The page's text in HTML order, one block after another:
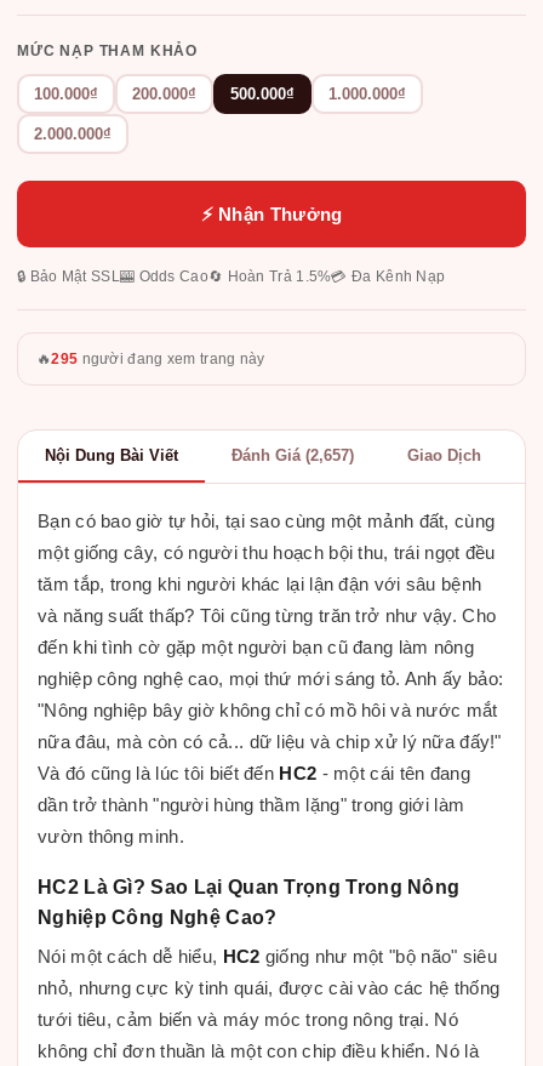
MỨC NẠP THAM KHẢO
100.000₫ 200.000₫ 500.000₫ 1.000.000₫
2.000.000₫
⚡ Nhận Thưởng
🔒 Bảo Mật SSL 🎰 Odds Cao🔄 Hoàn Trả 1.5%💳 Đa Kênh Nạp
🔥295 người đang xem trang này
Nội Dung Bài Viết Đánh Giá (2,657) Giao Dịch
Bạn có bao giờ tự hỏi, tại sao cùng một mảnh đất, cùng
một giống cây, có người thu hoạch bội thu, trái ngọt đều
tăm tắp, trong khi người khác lại lận đận với sâu bệnh
và năng suất thấp? Tôi cũng từng trăn trở như vậy. Cho
đến khi tình cờ gặp một người bạn cũ đang làm nông
nghiệp công nghệ cao, mọi thứ mới sáng tỏ. Anh ấy bảo:
"Nông nghiệp bây giờ không chỉ có mồ hôi và nước mắt
nữa đâu, mà còn có cả... dữ liệu và chip xử lý nữa đấy!"
Và đó cũng là lúc tôi biết đến HC2 - một cái tên đang
dần trở thành "người hùng thầm lặng" trong giới làm
vườn thông minh.
HC2 Là Gì? Sao Lại Quan Trọng Trong Nông
Nghiệp Công Nghệ Cao?
Nói một cách dễ hiểu, HC2 giống như một "bộ não" siêu
nhỏ, nhưng cực kỳ tinh quái, được cài vào các hệ thống
tưới tiêu, cảm biến và máy móc trong nông trại. Nó
không chỉ đơn thuần là một con chip điều khiển. Nó là